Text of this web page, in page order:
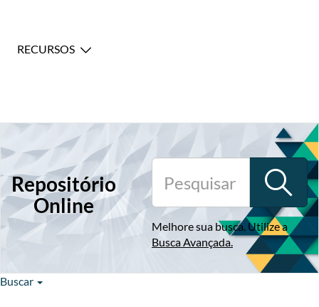
RECURSOS
Repositório
Online
Melhore sua busca. Utilize a
Busca Avançada.
Buscar